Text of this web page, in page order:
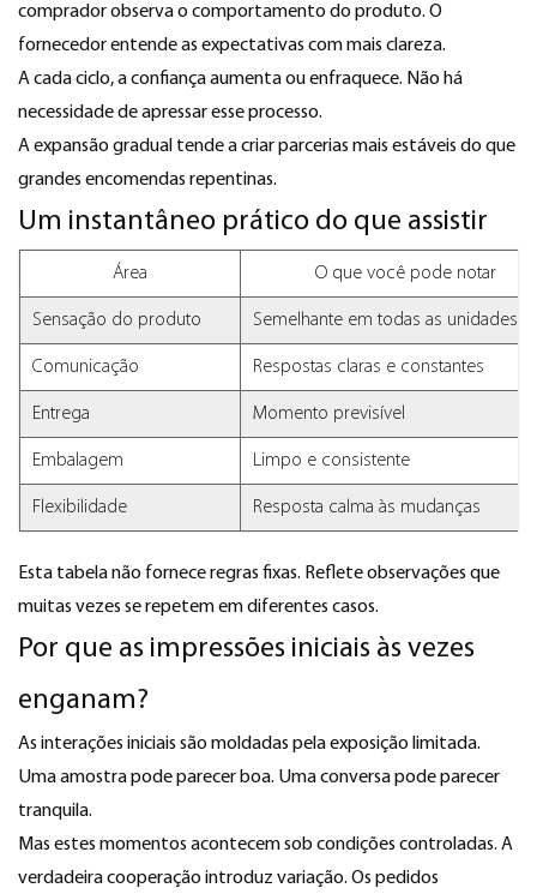
comprador observa o comportamento do produto. O
fornecedor entende as expectativas com mais clareza.
A cada ciclo, a confiança aumenta ou enfraquece. Não há
necessidade de apressar esse processo.
A expansão gradual tende a criar parcerias mais estáveis ​​do que
grandes encomendas repentinas.
Um instantâneo prático do que assistir
Área O que você pode notar
Sensação do produto Semelhante em todas as unidades
Comunicação Respostas claras e constantes
Entrega Momento previsível
Embalagem Limpo e consistente
Flexibilidade Resposta calma às mudanças
Esta tabela não fornece regras fixas. Reflete observações que
muitas vezes se repetem em diferentes casos.
Por que as impressões iniciais às vezes
enganam?
As interações iniciais são moldadas pela exposição limitada.
Uma amostra pode parecer boa. Uma conversa pode parecer
tranquila.
Mas estes momentos acontecem sob condições controladas. A
verdadeira cooperação introduz variação. Os pedidos